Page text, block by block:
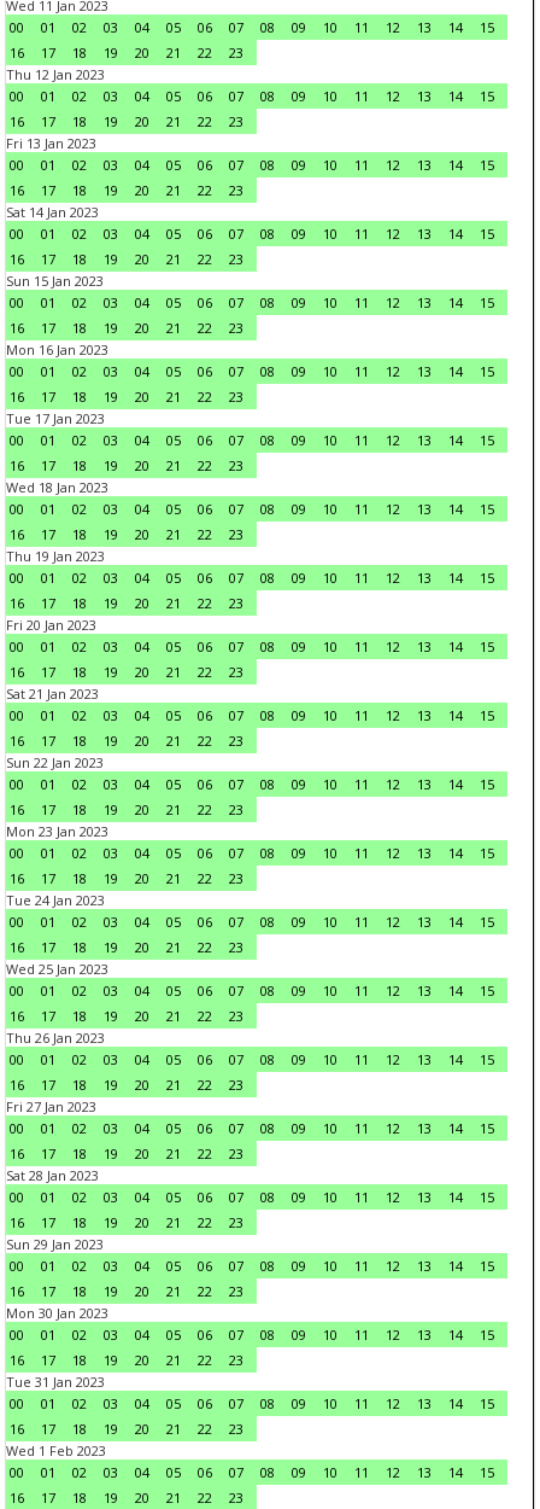
Wed 11 Jan 2023
00
01 02 03 04 05 06 07 08 09 10 11 12 13 14
15
16
17 18 19 20 21 22
23
Thu 12 Jan 2023
00
01 02 03 04 05 06 07 08 09 10 11 12 13 14
15
16
17 18 19 20 21 22
23
Fri 13 Jan 2023
00
01 02 03 04 05 06 07 08 09 10 11 12 13 14
15
16
17 18 19 20 21 22
23
Sat 14 Jan 2023
00
01 02 03 04 05 06 07 08 09 10 11 12 13 14
15
16
17 18 19 20 21 22
23
Sun 15 Jan 2023
00
01 02 03 04 05 06 07 08 09 10 11 12 13 14
15
16
17 18 19 20 21 22
23
Mon 16 Jan 2023
00
01 02 03 04 05 06 07 08 09 10 11 12 13 14
15
16
17 18 19 20 21 22
23
Tue 17 Jan 2023
00
01 02 03 04 05 06 07 08 09 10 11 12 13 14
15
16
17 18 19 20 21 22
23
Wed 18 Jan 2023
00
01 02 03 04 05 06 07 08 09 10 11 12 13 14
15
16
17 18 19 20 21 22
23
Thu 19 Jan 2023
00
01 02 03 04 05 06 07 08 09 10 11 12 13 14
15
16
17 18 19 20 21 22
23
Fri 20 Jan 2023
00
01 02 03 04 05 06 07 08 09 10 11 12 13 14
15
16
17 18 19 20 21 22
23
Sat 21 Jan 2023
00
01 02 03 04 05 06 07 08 09 10 11 12 13 14
15
16
17 18 19 20 21 22
23
Sun 22 Jan 2023
00
01 02 03 04 05 06 07 08 09 10 11 12 13 14
15
16
17 18 19 20 21 22
23
Mon 23 Jan 2023
00
01 02 03 04 05 06 07 08 09 10 11 12 13 14
15
16
17 18 19 20 21 22
23
Tue 24 Jan 2023
00
01 02 03 04 05 06 07 08 09 10 11 12 13 14
15
16
17 18 19 20 21 22
23
Wed 25 Jan 2023
00
01 02 03 04 05 06 07 08 09 10 11 12 13 14
15
16
17 18 19 20 21 22
23
Thu 26 Jan 2023
00
01 02 03 04 05 06 07 08 09 10 11 12 13 14
15
16
17 18 19 20 21 22
23
Fri 27 Jan 2023
00
01 02 03 04 05 06 07 08 09 10 11 12 13 14
15
16
17 18 19 20 21 22
23
Sat 28 Jan 2023
00
01 02 03 04 05 06 07 08 09 10 11 12 13 14
15
16
17 18 19 20 21 22
23
Sun 29 Jan 2023
00
01 02 03 04 05 06 07 08 09 10 11 12 13 14
15
16
17 18 19 20 21 22
23
Mon 30 Jan 2023
00
01 02 03 04 05 06 07 08 09 10 11 12 13 14
15
16
17 18 19 20 21 22
23
Tue 31 Jan 2023
00
01 02 03 04 05 06 07 08 09 10 11 12 13 14
15
16
17 18 19 20 21 22
23
Wed 1 Feb 2023
00
01 02 03 04 05 06 07 08 09 10 11 12 13 14
15
16
17 18 19 20 21 22
23